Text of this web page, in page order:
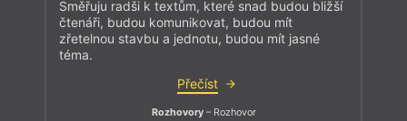
Směřuju radši k textům, které snad budou bližší
čtenáři, budou komunikovat, budou mít
zřetelnou stavbu a jednotu, budou mít jasné
téma.
Přečíst
Rozhovory– Rozhovor